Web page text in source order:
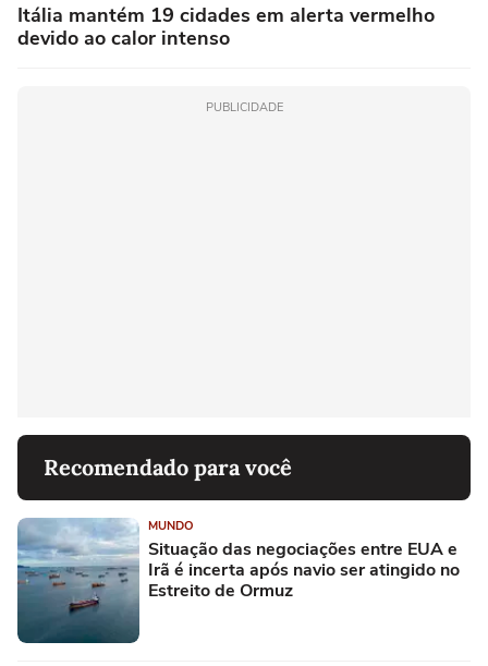
Itália mantém 19 cidades em alerta vermelho
devido ao calor intenso
PUBLICIDADE
Recomendado para você
MUNDO
Situação das negociações entre EUA e
Irã é incerta após navio ser atingido no
Estreito de Ormuz